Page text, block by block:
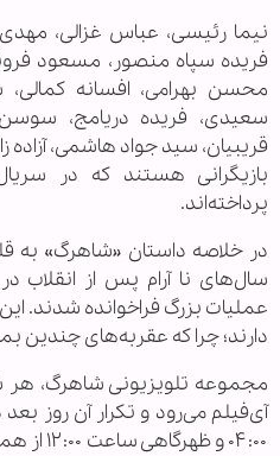
نیما رئیسی، عباس غزالی،
فریده سپاه منصور، مسعود
محسن بهرامی، افسانه
سعیدی، فریده دریامج،
قریبیان، سید جواد هاشمی،
بازیگرانی هستند که در
پرداخته‌اند.
در خلاصه داستان «شاهرگ» به
عملیات بزرگ فراخوانده شدند.
دارند؛ چرا که عقربه‌های چندین
آی‌فیلم می‌رود و تکرار آن روز
۰۴:۰۰ و ظهرگاهی ساعت ۱۲:۰۰ از همین شبکه پخش می‌شود.